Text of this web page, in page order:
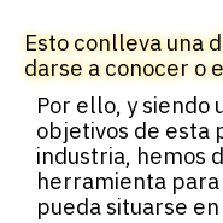
Esto conlleva una
darse a conocer o
Por ello, y siendo
objetivos de esta
industria, hemos
herramienta
pueda situarse